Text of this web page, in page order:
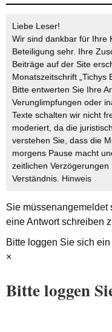
Liebe Leser!
Wir sind dankbar für Ihre
Beteiligung sehr. Ihre
Beiträge auf der Site
Monatszeitschrift „Tichys
Bitte entwerten Sie Ihre
Verunglimpfungen oder
Texte schalten wir nicht
moderiert, da die
verstehen Sie, dass die
morgens Pause macht
zeitlichen
Verständnis. Hinweis
Sie müssenangemeldet
eine Antwort schreiben
Bitte loggen Sie sich ein
×
Bitte loggen